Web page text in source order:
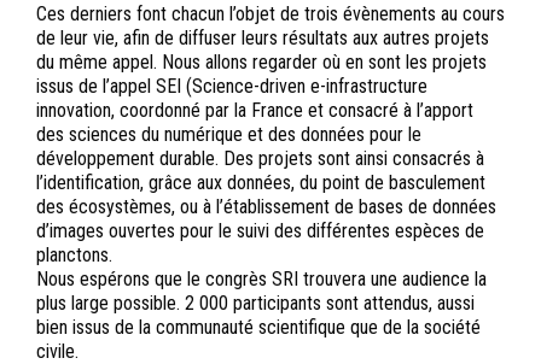
Ces derniers font chacun l’objet de trois évènements au cours
de leur vie, afin de diffuser leurs résultats aux autres projets
du même appel. Nous allons regarder où en sont les projets
issus de l’appel SEI (Science-driven e-infrastructure
innovation, coordonné par la France et consacré à l’apport
des sciences du numérique et des données pour le
développement durable. Des projets sont ainsi consacrés à
l’identification, grâce aux données, du point de basculement
des écosystèmes, ou à l’établissement de bases de données
d’images ouvertes pour le suivi des différentes espèces de
planctons.
Nous espérons que le congrès SRI trouvera une audience la
plus large possible. 2 000 participants sont attendus, aussi
bien issus de la communauté scientifique que de la société
civile.